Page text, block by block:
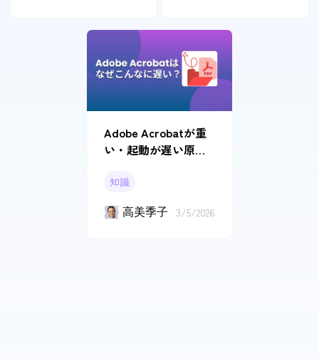
Adobe Acrobatが重
い・起動が遅い原因
対処法
知識
高美季子 3/5/2026